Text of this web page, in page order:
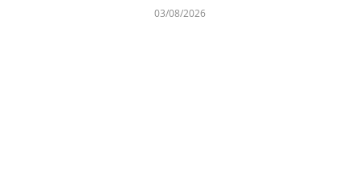
03/08/2026